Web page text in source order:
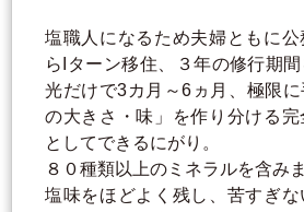
塩職人になるため夫婦ともに
らIターン移住、３年の修行期
光だけで3カ月～6ヵ月、極限
の大きさ・味」を作り分ける
としてできるにがり。
８０種類以上のミネラルを含みま
塩味をほどよく残し、苦すぎ